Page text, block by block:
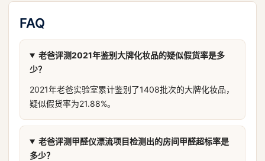
FAQ
老爸评测2021年鉴别大牌化妆品的疑似假货率是多
少？
2021年老爸实验室累计鉴别了1408批次的大牌化妆品，
疑似假货率为21.88%。
老爸评测甲醛仪漂流项目检测出的房间甲醛超标率是
多少？